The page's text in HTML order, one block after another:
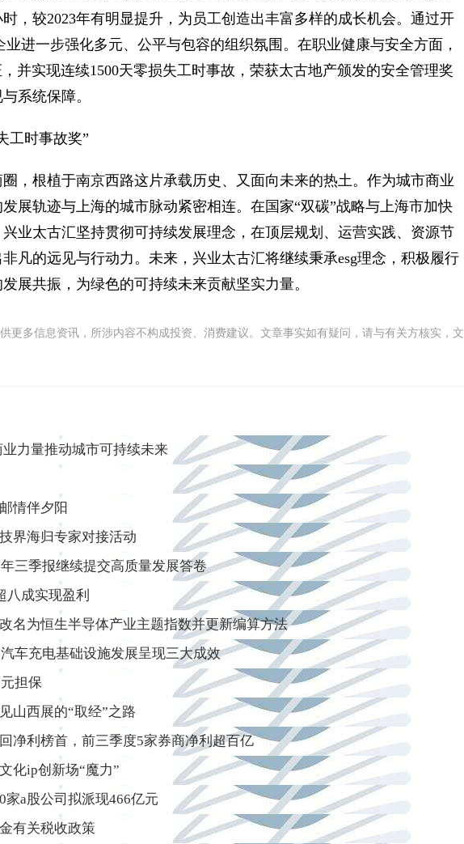
，较2023年有明显提升，为员工创造出丰富多样的成长机会。通过开
进一步强化多元、公平与包容的组织氛围。在职业健康与安全方面，
并实现连续1500天零损失工时事故，荣获太古地产颁发的安全管理奖
系统保障。
工时事故奖”
，根植于南京西路这片承载历史、又面向未来的热土。作为城市商业
展轨迹与上海的城市脉动紧密相连。在国家“双碳”战略与上海市加快
业太古汇坚持贯彻可持续发展理念，在顶层规划、运营实践、资源节
凡的远见与行动力。未来，兴业太古汇将继续秉承esg理念，积极履行
展共振，为绿色的可持续未来贡献坚实力量。
更多信息资讯，所涉内容不构成投资、消费建议。文章事实如有疑问，请与有关方核实，文
力量推动城市可持续未来
情伴夕阳
界海归专家对接活动
三季报继续提交高质量发展答卷
八成实现盈利
名为恒生半导体产业主题指数并更新编算方法
车充电基础设施发展呈现三大成效
担保
山西展的“取经”之路
净利榜首，前三季度5家券商净利超百亿
化ip创新场“魔力”
家a股公司拟派现466亿元
有关税收政策